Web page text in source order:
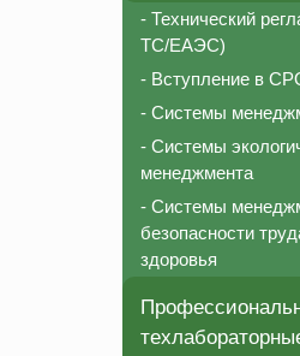
- Технический
ТС/ЕАЭС)
- Вступление в
- Системы
- Системы
менеджмента
- Системы
безопасности
здоровья